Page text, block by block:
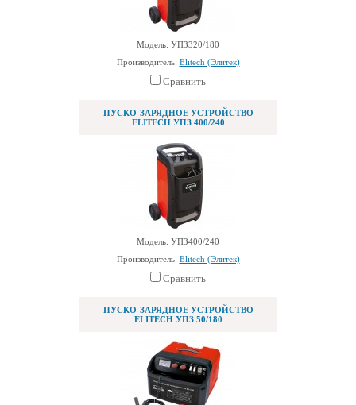
Модель: УПЗ320/180
Производитель: Elitech (Элитек)
Сравнить
ПУСКО-ЗАРЯДНОЕ УСТРОЙСТВО
ELITECH УПЗ 400/240
Модель: УПЗ400/240
Производитель: Elitech (Элитек)
Сравнить
ПУСКО-ЗАРЯДНОЕ УСТРОЙСТВО
ELITECH УПЗ 50/180